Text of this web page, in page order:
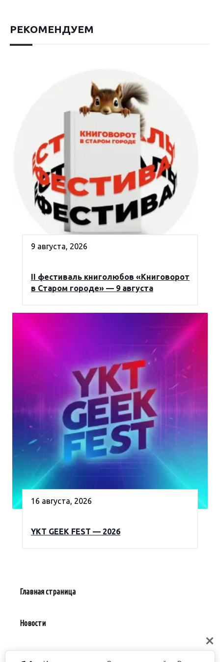
РЕКОМЕНДУЕМ
9 августа, 2026
II фестиваль книголюбов «Книговорот
в Старом городе» — 9 августа
16 августа, 2026
YKT GEEK FEST — 2026
Главная страница
Новости